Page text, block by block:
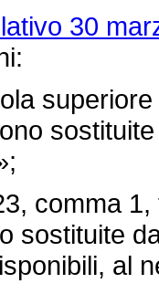
30
superiore
comma 1,
sostituite
al